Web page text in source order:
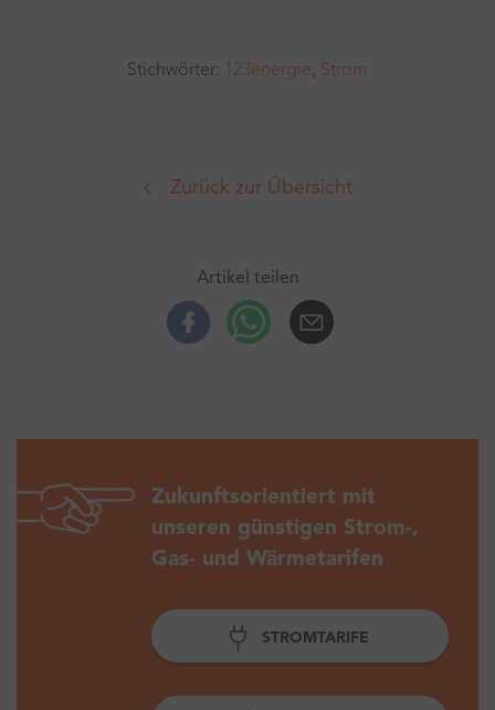
Stichwörter: 123energie, Strom
Zurück zur Übersicht
Artikel teilen
FacebookWhatsup
Zukunftsorientiert mit
unseren günstigen Strom-,
Gas- und Wärmetarifen
STROMTARIFE